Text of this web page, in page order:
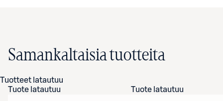
Samankaltaisia tuotteita
Tuotteet latautuu
Tuote latautuu
Tuote latautuu